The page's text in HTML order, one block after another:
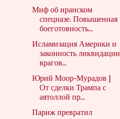
Миф об иранском
спецназе. Повышенная
боеготовность...
Исламизация Америки и
законность ликвидации
врагов...
Юрий Моор-Мурадов |
От сделки Трампа с
аятоллой пр...
Париж превратил